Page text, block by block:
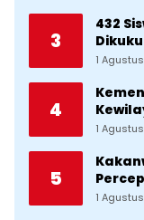
3
432
Cetak
1
4
1
5
1